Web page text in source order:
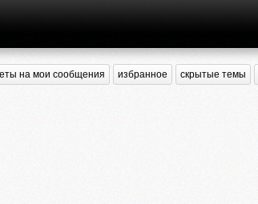
на мои сообщения избранное скрытые темы